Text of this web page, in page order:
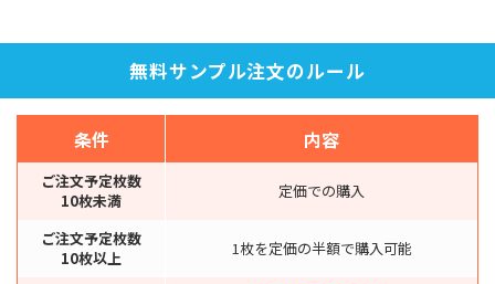
無料サンプル注文のルール
条件 内容
ご注文予定枚数
10枚未満
定価での購入
ご注文予定枚数
10枚以上
1枚を定価の半額で購入可能